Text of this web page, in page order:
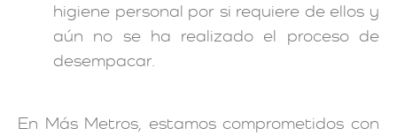
higiene personal por si requiere de ellos y
aún no se ha realizado el proceso de
desempacar.
En Más Metros, estamos comprometidos con